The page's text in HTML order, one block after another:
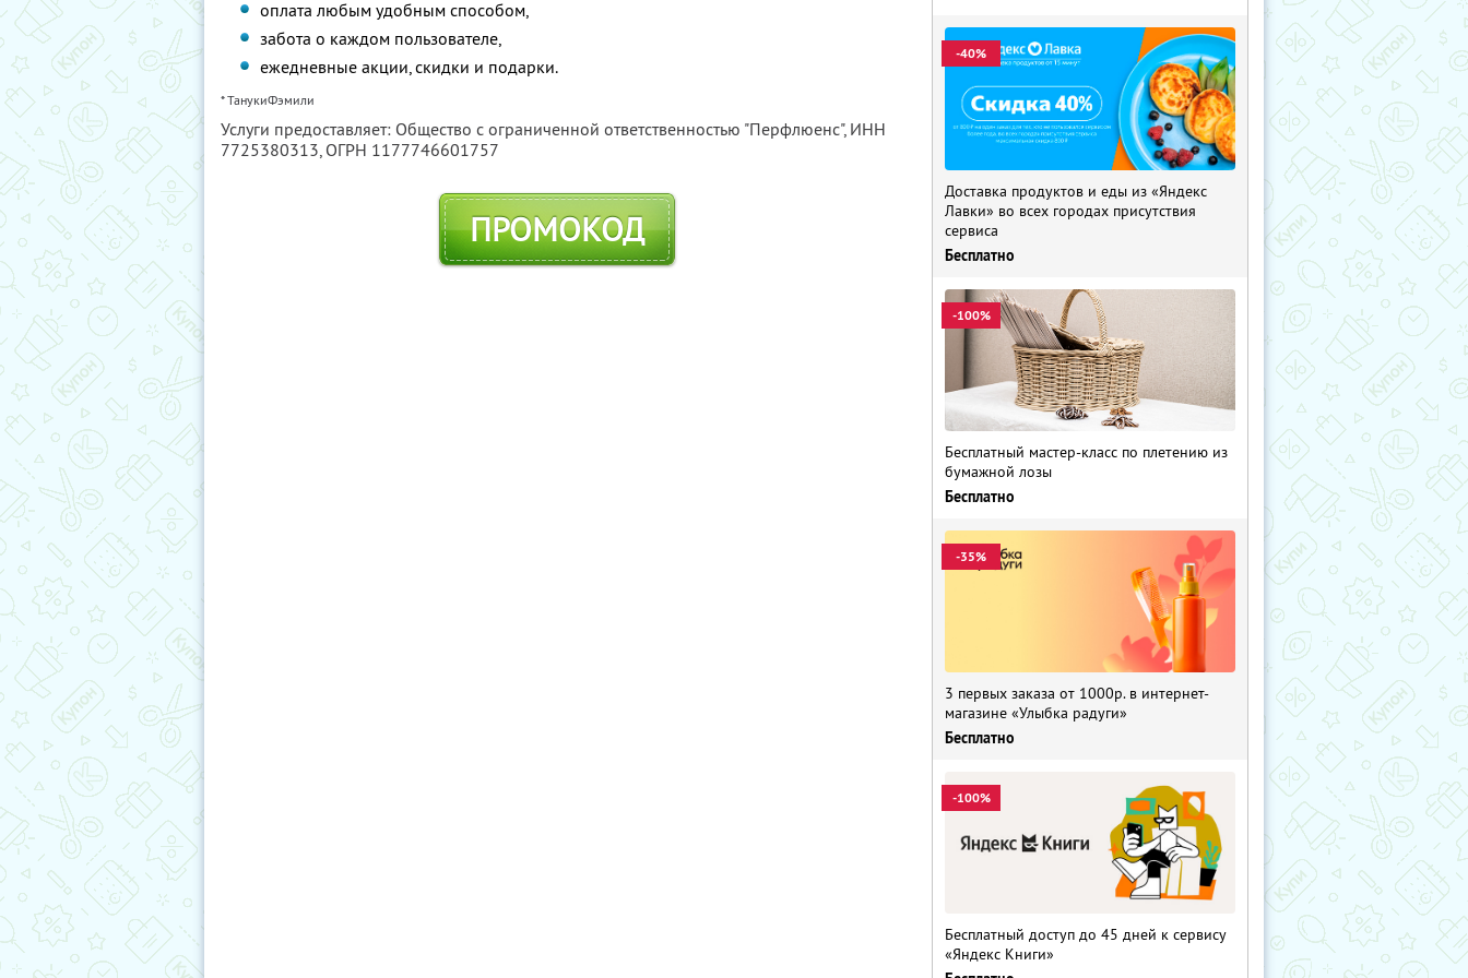
оплата любым удобным способом,
забота о каждом пользователе,
ежедневные акции, скидки и подарки.
* ТанукиФэмили
Услуги предоставляет: Общество с ограниченной ответственностью "Перфлюенс", ИНН
7725380313, ОГРН 1177746601757
ПРОМОКОД
-40%
Доставка продуктов и еды из «Яндекс
Лавки» во всех городах присутствия
сервиса
Бесплатно
-100%
Бесплатный мастер-класс по плетению из
бумажной лозы
Бесплатно
-35%
3 первых заказа от 1000р. в интернет-
магазине «Улыбка радуги»
Бесплатно
-100%
Бесплатный доступ до 45 дней к сервису
«Яндекс Книги»